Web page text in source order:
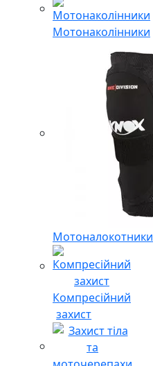
Мотонаколінники
Мотоналокотники
Компресійний
захист